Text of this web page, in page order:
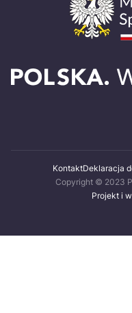
KontaktDeklaracja
Copyright © 2023
Projekt i